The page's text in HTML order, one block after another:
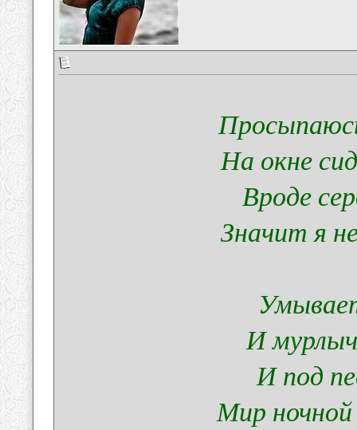
На окне
Вроде
Значит я
И
И под
Мир